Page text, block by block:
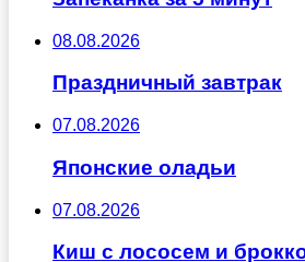
08.08.2026
Праздничный завтрак
07.08.2026
Японские оладьи
07.08.2026
Киш с лососем и